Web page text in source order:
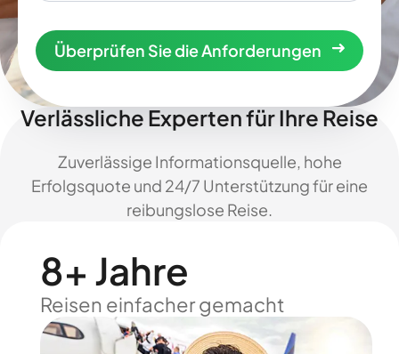
Überprüfen Sie die Anforderungen
Verlässliche Experten für Ihre Reise
Zuverlässige Informationsquelle, hohe
Erfolgsquote und 24/7 Unterstützung für eine
reibungslose Reise.
8+ Jahre
Reisen einfacher gemacht